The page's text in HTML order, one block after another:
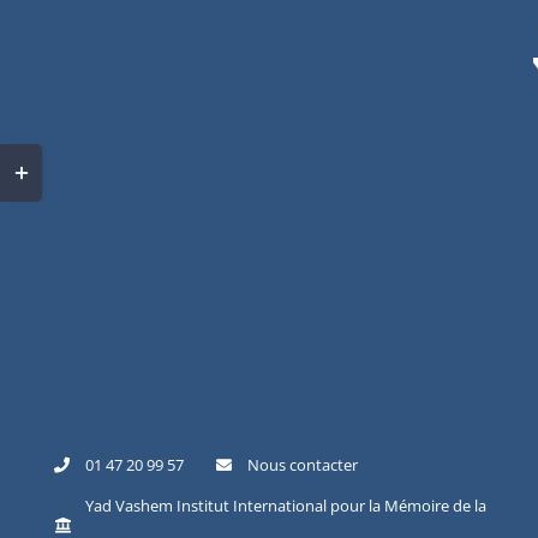
01 47 20 99 57
Nous contacter
Yad Vashem Institut International pour la Mémoire de la
Toggle
Sliding